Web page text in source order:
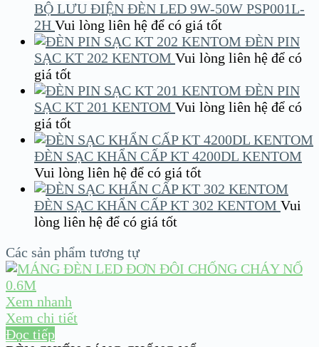
BỘ LƯU ĐIỆN ĐÈN LED 9W-50W PSP001L-
2H Vui lòng liên hệ để có giá tốt
ĐÈN PIN
SẠC KT 202 KENTOM Vui lòng liên hệ để có
giá tốt
ĐÈN PIN
SẠC KT 201 KENTOM Vui lòng liên hệ để có
giá tốt
ĐÈN SẠC KHẨN CẤP KT 4200DL KENTOM
Vui lòng liên hệ để có giá tốt
ĐÈN SẠC KHẨN CẤP KT 302 KENTOM Vui
lòng liên hệ để có giá tốt
Các sản phẩm tương tự
Xem nhanh
Xem chi tiết
Đọc tiếp